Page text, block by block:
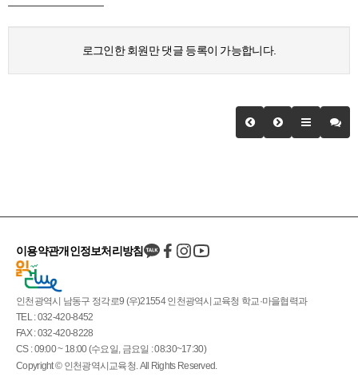
로그인한 회원만 댓글 등록이 가능합니다.
인천광역시 남동구 정각로9 (우)21554 인천광역시교육청 학교·마을협력과
TEL : 032-420-8452
FAX : 032-420-8228
CS : 09:00 ~ 18:00 (수요일, 금요일 : 08:30~17:30)
Copyright © 인천광역시교육청. All Rights Reserved.
이용약관개인정보처리방침